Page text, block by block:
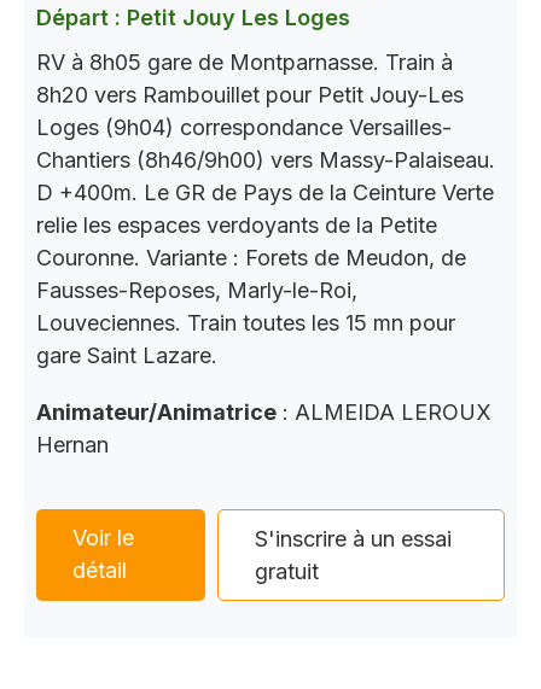
Départ : Petit Jouy Les Loges
RV à 8h05 gare de Montparnasse. Train à
8h20 vers Rambouillet pour Petit Jouy-Les
Loges (9h04) correspondance Versailles-
Chantiers (8h46/9h00) vers Massy-Palaiseau.
D +400m. Le GR de Pays de la Ceinture Verte
relie les espaces verdoyants de la Petite
Couronne. Variante : Forets de Meudon, de
Fausses-Reposes, Marly-le-Roi,
Louveciennes. Train toutes les 15 mn pour
gare Saint Lazare.
Animateur/Animatrice : ALMEIDA LEROUX
Hernan
Voir le
détail
S'inscrire à un essai
gratuit